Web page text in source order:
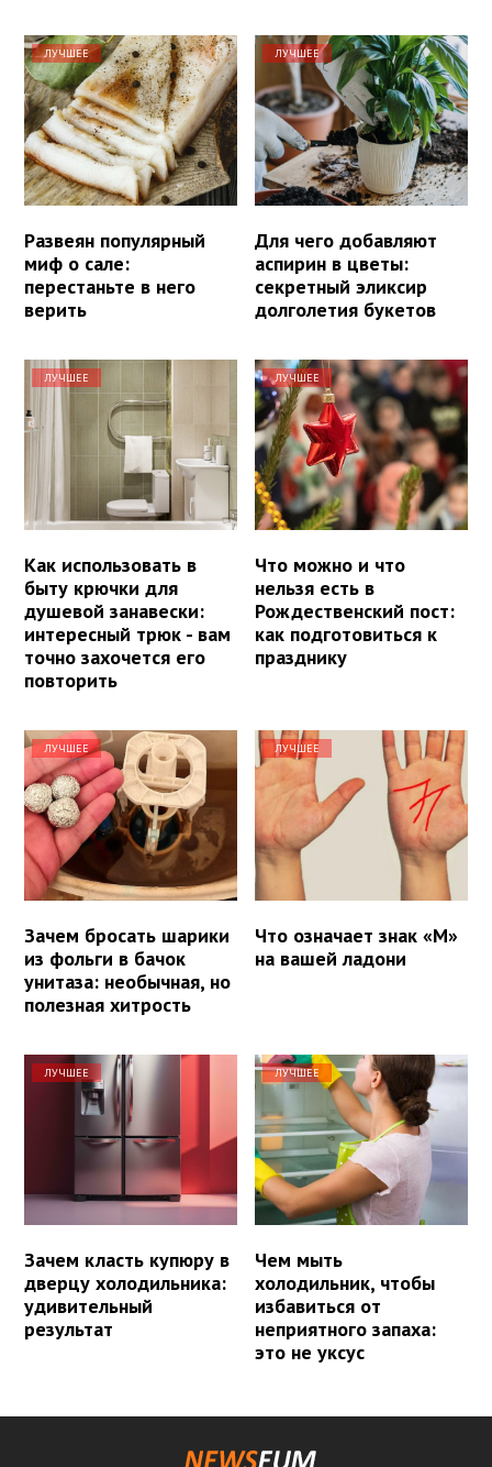
ЛУЧШЕЕ
Развеян популярный
миф о сале:
перестаньте в него
верить
ЛУЧШЕЕ
Для чего добавляют
аспирин в цветы:
секретный эликсир
долголетия букетов
ЛУЧШЕЕ
Как использовать в
быту крючки для
душевой занавески:
интересный трюк - вам
точно захочется его
повторить
ЛУЧШЕЕ
Что можно и что
нельзя есть в
Рождественский пост:
как подготовиться к
празднику
ЛУЧШЕЕ
Зачем бросать шарики
из фольги в бачок
унитаза: необычная, но
полезная хитрость
ЛУЧШЕЕ
Что означает знак «М»
на вашей ладони
ЛУЧШЕЕ
Зачем класть купюру в
дверцу холодильника:
удивительный
результат
ЛУЧШЕЕ
Чем мыть
холодильник, чтобы
избавиться от
неприятного запаха:
это не уксус